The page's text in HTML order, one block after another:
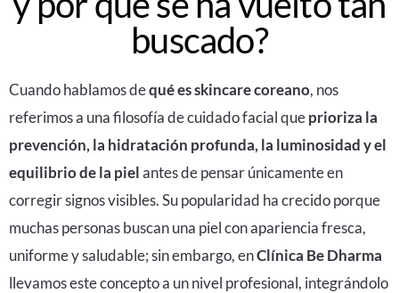
buscado?
Cuando hablamos dequé es skincare coreano, nos
referimos a una filosofía de cuidado facial queprioriza la
prevención, la hidratación profunda, la luminosidad y el
equilibrio de la pielantes de pensar únicamente en
corregir signos visibles. Su popularidad ha crecido porque
muchas personas buscan una piel con apariencia fresca,
uniforme y saludable; sin embargo, enClínica Be Dharma
llevamos este concepto a un nivel profesional, integrándolo